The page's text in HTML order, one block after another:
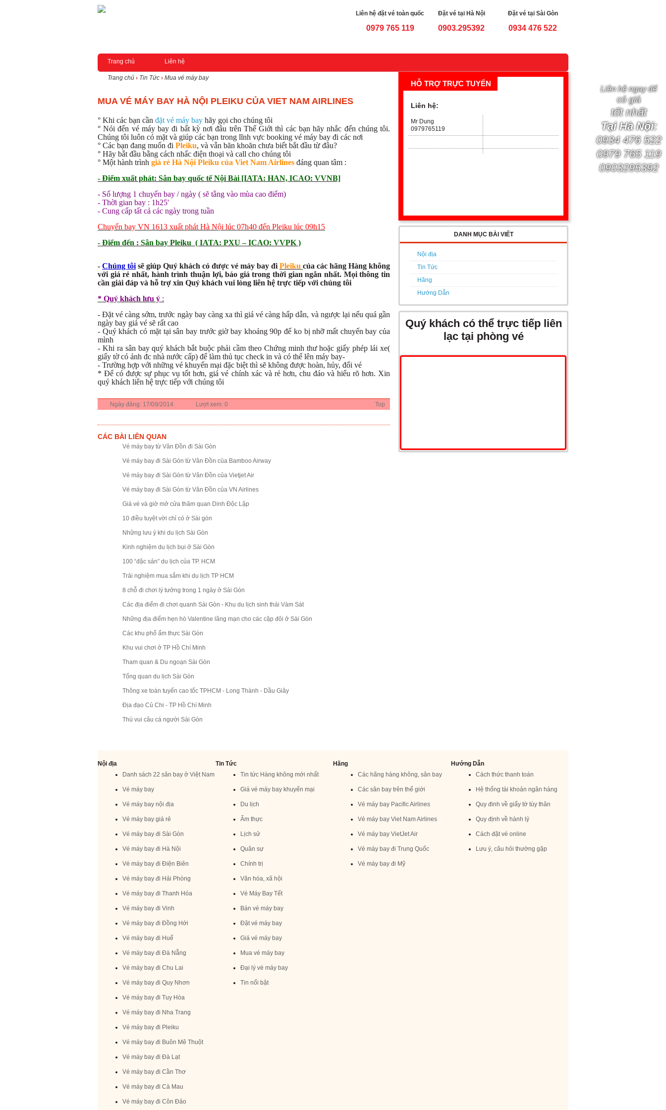
Đặt vé tại Sài Gòn
0934 476 522
Đặt vé tại Hà Nội
0903.295392
Liên hệ đặt vé toàn quốc
0979 765 119
Trang chủ Liên hệ
Trang chủ › Tin Tức › Mua vé máy bay
MUA VÉ MÁY BAY HÀ NỘI PLEIKU CỦA VIET NAM AIRLINES
° Khi các bạn cần đặt vé máy bay hãy gọi cho chúng tôi
° Nói đến vé máy bay đi bất kỳ nơi đâu trên Thế Giới thì các bạn hãy nhắc đến chúng tôi.
Chúng tôi luôn có mặt và giúp các bạn trong lĩnh vực booking vé máy bay đi các nơi
° Các bạn đang muốn đi Pleiku, và vẫn băn khoăn chưa biết bắt đầu từ đâu?
° Hãy bắt đầu bằng cách nhấc điện thoại và call cho chúng tôi
° Một hành trình giá rẻ Hà Nội Pleiku của Viet Nam Airlines đáng quan tâm :
- Điểm xuất phát: Sân bay quốc tế Nội Bài [IATA: HAN, ICAO: VVNB]
- Số lượng 1 chuyến bay / ngày ( sẽ tằng vào mùa cao điểm)
- Thời gian bay : 1h25'
- Cung cấp tất cả các ngày trong tuần
Chuyến bay VN 1613 xuất phát Hà Nội lúc 07h40 đến Pleiku lúc 09h15
- Điểm đến : Sân bay Pleiku ( IATA: PXU – ICAO: VVPK )
- Chúng tôi sẽ giúp Quý khách có được vé máy bay đi Pleiku của các hãng Hàng không
với giá rẻ nhất, hành trình thuận lợi, báo giá trong thời gian ngắn nhất. Mọi thông tin
cần giải đáp và hỗ trợ xin Quý khách vui lòng liên hệ trực tiếp với chúng tôi
* Quý khách lưu ý :
- Đặt vé càng sớm, trước ngày bay càng xa thì giá vé càng hấp dẫn, và ngược lại nếu quá gần
ngày bay giá vé sẽ rất cao
- Quý khách có mặt tại sân bay trước giờ bay khoảng 90p để ko bị nhỡ mất chuyến bay của
mình
- Khi ra sân bay quý khách bắt buộc phải cầm theo Chứng minh thư hoặc giấy phép lái xe(
giấy tờ có ảnh đc nhà nước cấp) để làm thủ tục check in và có thể lên máy bay-
- Trường hợp với những vé khuyến mại đặc biệt thì sẽ không được hoàn, hủy, đổi vé
* Để có được sự phục vụ tốt hơn, giá vé chính xác và rẻ hơn, chu đáo và hiểu rõ hơn. Xin
quý khách liên hệ trực tiếp với chúng tôi
Ngày đăng: 17/09/2014 Lượt xem: 0 Top
CÁC BÀI LIÊN QUAN
Vé máy bay từ Vân Đồn đi Sài Gòn
Vé máy bay đi Sài Gòn từ Vân Đồn của Bamboo Airway
Vé máy bay đi Sài Gòn từ Vân Đồn của Vietjet Air
Vé máy bay đi Sài Gòn từ Vân Đồn của VN Airlines
Giá vé và giờ mở cửa thăm quan Dinh Độc Lập
10 điều tuyệt vời chỉ có ở Sài gòn
Những lưu ý khi du lịch Sài Gòn
Kinh nghiệm du lịch bụi ở Sài Gòn
100 “đặc sản” du lịch của TP. HCM
Trải nghiệm mua sắm khi du lịch TP HCM
8 chỗ đi chơi lý tưởng trong 1 ngày ở Sài Gòn
Các địa điểm đi chơi quanh Sài Gòn - Khu du lịch sinh thái Vàm Sát
Những địa điểm hẹn hò Valentine lãng mạn cho các cặp đôi ở Sài Gòn
Các khu phố ẩm thực Sài Gòn
Khu vui chơi ở TP Hồ Chí Minh
Tham quan & Du ngoạn Sài Gòn
Tổng quan du lịch Sài Gòn
Thông xe toàn tuyến cao tốc TPHCM - Long Thành - Dầu Giây
Địa đạo Củ Chi - TP Hồ Chí Minh
Thú vui câu cá người Sài Gòn
HỖ TRỢ TRỰC TUYẾN
Liên hệ:
Mr Dung
0979765119
DANH MỤC BÀI VIẾT
Nội địa
Tin Tức
Hãng
Hướng Dẫn
Quý khách có thể trực tiếp liên
lạc tại phòng vé
Nội địa
Danh sách 22 sân bay ở Việt Nam
Vé máy bay
Vé máy bay nội địa
Vé máy bay giá rẻ
Vé máy bay đi Sài Gòn
Vé máy bay đi Hà Nội
Vé máy bay đi Điện Biên
Vé máy bay đi Hải Phòng
Vé máy bay đi Thanh Hóa
Vé máy bay đi Vinh
Vé máy bay đi Đồng Hới
Vé máy bay đi Huế
Vé máy bay đi Đà Nẵng
Vé máy bay đi Chu Lai
Vé máy bay đi Quy Nhơn
Vé máy bay đi Tuy Hòa
Vé máy bay đi Nha Trang
Vé máy bay đi Pleiku
Vé máy bay đi Buôn Mê Thuột
Vé máy bay đi Đà Lạt
Vé máy bay đi Cần Thơ
Vé máy bay đi Cà Mau
Vé máy bay đi Côn Đảo
Tin Tức
Tin tức Hàng không mới nhất
Giá vé máy bay khuyến mại
Du lịch
Ẩm thực
Lịch sử
Quân sự
Chính trị
Văn hóa, xã hội
Vé Máy Bay Tết
Bán vé máy bay
Đặt vé máy bay
Giá vé máy bay
Mua vé máy bay
Đại lý vé máy bay
Tin nổi bật
Hãng
Các hãng hàng không, sân bay
Các sân bay trên thế giới
Vé máy bay Pacific Airlines
Vé máy bay Viet Nam Airlines
Vé máy bay VietJet Air
Vé máy bay đi Trung Quốc
Vé máy bay đi Mỹ
Hướng Dẫn
Cách thức thanh toán
Hệ thống tài khoản ngân hàng
Quy đinh về giấy tờ tùy thân
Quy định về hành lý
Cách đặt vé online
Lưu ý, câu hỏi thường gặp
Liên hệ ngay để
có giá
tốt nhất
Tại Hà Nội:
0934 476 522
0979 765 119
0903295392